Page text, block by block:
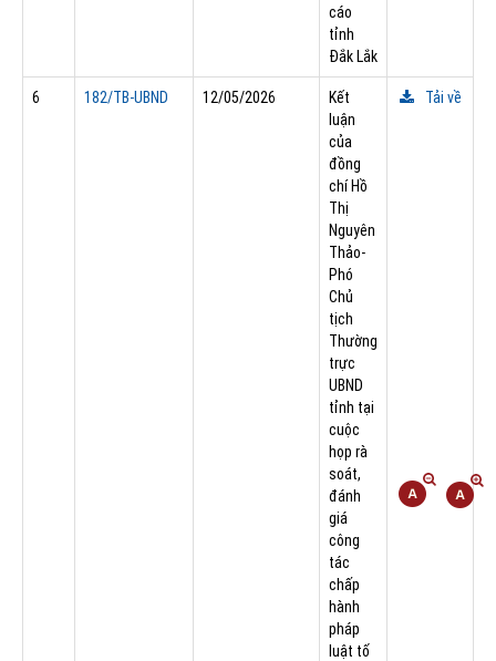
cáo
tỉnh
Đắk Lắk
6 182/TB-UBND 12/05/2026
Kết
luận
của
đồng
chí Hồ
Thị
Nguyên
Thảo-
Phó
Chủ
tịch
Thường
trực
UBND
tỉnh tại
cuộc
họp rà
soát,
đánh
giá
công
tác
chấp
hành
pháp
luật tố
Tải về